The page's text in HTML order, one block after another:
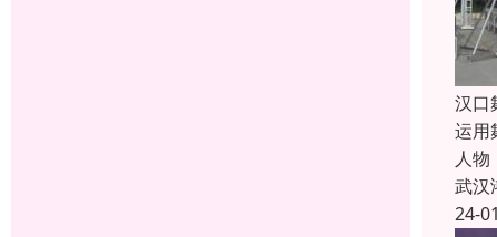
汉口
运用
人
武汉
24-